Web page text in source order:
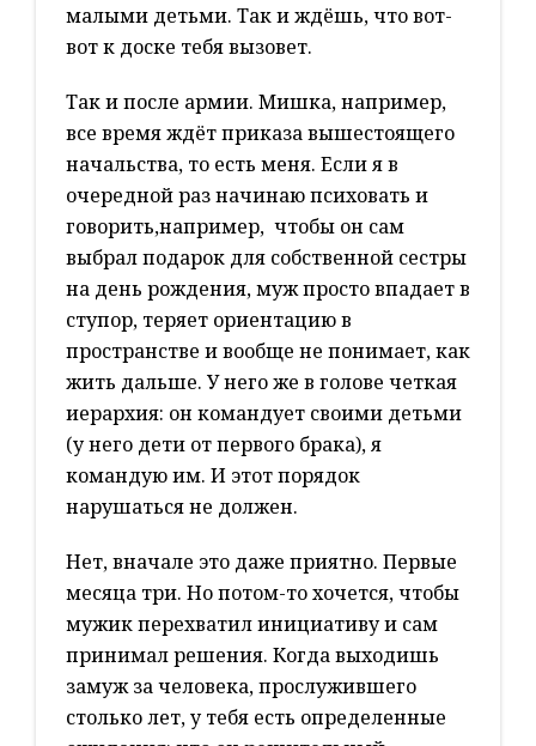
малыми детьми. Так и ждёшь, что вот-
вот к доске тебя вызовет.
Так и после армии. Мишка, например,
все время ждёт приказа вышестоящего
начальства, то есть меня. Если я в
очередной раз начинаю психовать и
говорить,например, чтобы он сам
выбрал подарок для собственной сестры
на день рождения, муж просто впадает в
ступор, теряет ориентацию в
пространстве и вообще не понимает, как
жить дальше. У него же в голове четкая
иерархия: он командует своими детьми
(у него дети от первого брака), я
командую им. И этот порядок
нарушаться не должен.
Нет, вначале это даже приятно. Первые
месяца три. Но потом-то хочется, чтобы
мужик перехватил инициативу и сам
принимал решения. Когда выходишь
замуж за человека, прослужившего
столько лет, у тебя есть определенные